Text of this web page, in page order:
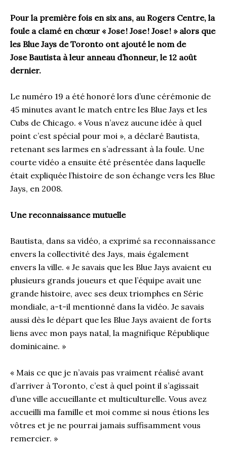
Pour la première fois en six ans, au Rogers Centre, la
foule a clamé en chœur « Jose! Jose! Jose! » alors que
les Blue Jays de Toronto ont ajouté le nom de
Jose Bautista à leur anneau d’honneur, le 12 août
dernier.
Le numéro 19 a été honoré lors d’une cérémonie de
45 minutes avant le match entre les Blue Jays et les
Cubs de Chicago. « Vous n’avez aucune idée à quel
point c’est spécial pour moi », a déclaré Bautista,
retenant ses larmes en s’adressant à la foule. Une
courte vidéo a ensuite été présentée dans laquelle
était expliquée l’histoire de son échange vers les Blue
Jays, en 2008.
Une reconnaissance mutuelle
Bautista, dans sa vidéo, a exprimé sa reconnaissance
envers la collectivité des Jays, mais également
envers la ville. « Je savais que les Blue Jays avaient eu
plusieurs grands joueurs et que l’équipe avait une
grande histoire, avec ses deux triomphes en Série
mondiale, a-t-il mentionné dans la vidéo. Je savais
aussi dès le départ que les Blue Jays avaient de forts
liens avec mon pays natal, la magnifique République
dominicaine. »
« Mais ce que je n’avais pas vraiment réalisé avant
d’arriver à Toronto, c’est à quel point il s’agissait
d’une ville accueillante et multiculturelle. Vous avez
accueilli ma famille et moi comme si nous étions les
vôtres et je ne pourrai jamais suffisamment vous
remercier. »